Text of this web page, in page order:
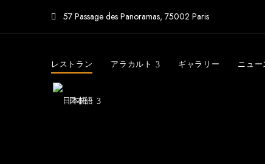
57 Passage des Panoramas, 75002 Paris
レストラン アラカルト ギャラリー ニュー
日本語